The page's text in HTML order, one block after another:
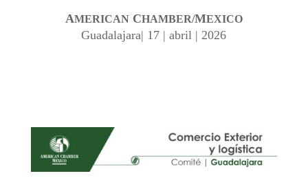
AMERICANCHAMBER/MEXICO
Guadalajara| 17 | abril | 2026